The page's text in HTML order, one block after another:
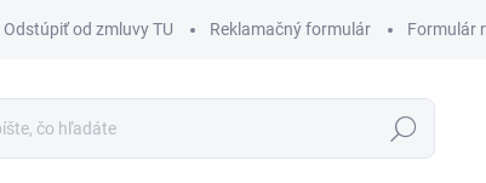
Odstúpiť od zmluvy TU Reklamačný formulár Formulár
Hľadať